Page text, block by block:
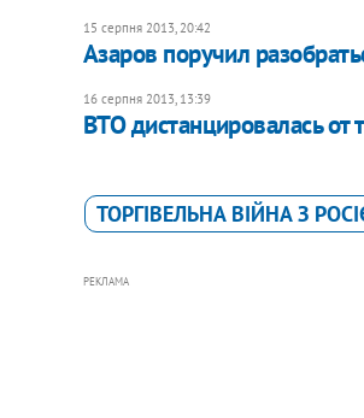
15 серпня 2013, 20:42
Азаров поручил
16 серпня 2013, 13:39
ВТО дистанцировалась от
ТОРГІВЕЛЬНА ВІЙНА З
РЕКЛАМА